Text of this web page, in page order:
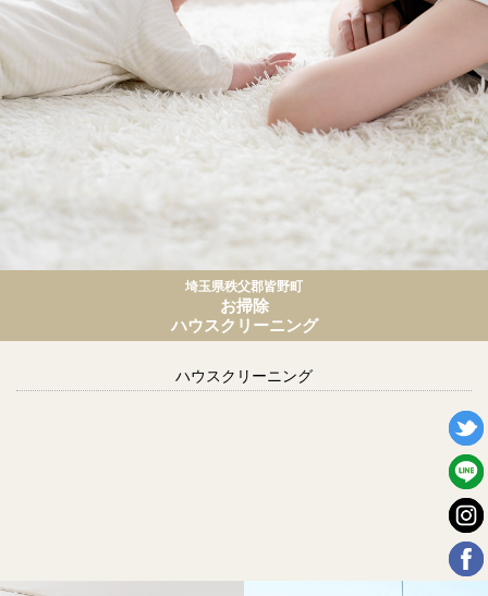
埼玉県秩父郡皆野町
お掃除
ハウスクリーニング
ハウスクリーニング